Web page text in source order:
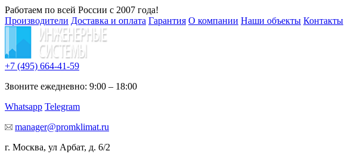
Работаем по всей России с 2007 года!
Производители Доставка и оплата Гарантия О компании Наши объекты Контакты
+7 (495) 664-41-59
Звоните ежедневно: 9:00 – 18:00
Whatsapp Telegram
manager@promklimat.ru
г. Москва, ул Арбат, д. 6/2